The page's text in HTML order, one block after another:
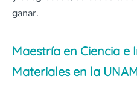
ganar.
Maestría en Ciencia e
Materiales en la